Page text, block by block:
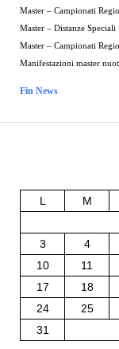
Master – Campionati
Master – Distanze Speciali
Master – Campionati
Manifestazioni master
Fin News
L M
3
4
10
11
17
18
24
25
31